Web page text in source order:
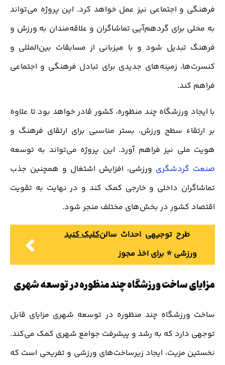
فرهنگی و اجتماعی نیز عمل خواهد کرد. این پروژه می‌تواند
به محلی برای گردهم‌آیی تماشاگران و علاقه‌مندان به ورزش و
فرهنگ تبدیل شود و با میزبانی از مسابقات بین‌المللی و
کنسرت‌ها، زمینه‌های جدیدی برای تبادل فرهنگی و اجتماعی
فراهم کند.
با ایجاد ورزشگاه چند منظوره، کشور قادر خواهد بود تا علاوه
بر ارتقاء سطح ورزش، بستر مناسبی برای ارتقای فرهنگ و
هویت ملی نیز فراهم آورد. این پروژه می‌تواند به توسعه
صنعت گردشگری ورزشی، افزایش اشتغال و همچنین جذب
تماشاگران داخلی و خارجی کمک کند و در نهایت به تقویت
اقتصاد کشور در بخش‌های مختلف منجر شود.
کلیک کنیدطرح توجیهی احداث سالن
ورزشی ⭐️ برای اخذ مجوز
مزایای ساخت ورزشگاه چند منظوره در توسعه شهری
ساخت ورزشگاه چند منظوره در توسعه شهری مزایای قابل
توجهی دارد که به رشد و پیشرفت جوامع شهری کمک می‌کند.
نخستین مزیت، ایجاد زیرساخت‌های ورزشی و تفریحی است که